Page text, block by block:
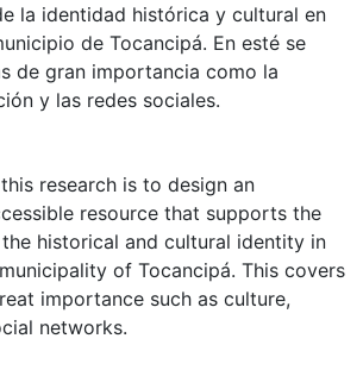
la identidad histórica y cultural en
de Tocancipá. En esté se
de gran importancia como la
y las redes sociales.
research is to design an
resource that supports the
historical and cultural identity in
of Tocancipá. This covers
importance such as culture,
networks.